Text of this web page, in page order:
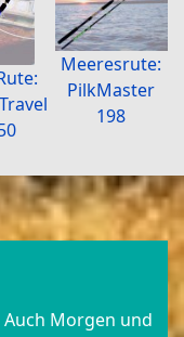
Meeresrute:
PilkMaster
198
Morgen und